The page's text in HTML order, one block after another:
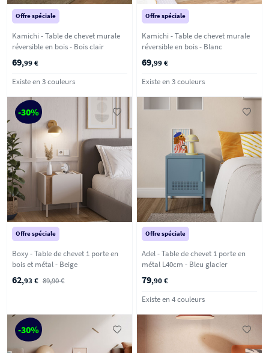
Offre spéciale
Kamichi - Table de chevet murale
réversible en bois - Bois clair
69,99 €
Existe en 3 couleurs
Offre spéciale
Kamichi - Table de chevet murale
réversible en bois - Blanc
69,99 €
Existe en 3 couleurs
-30%
Offre spéciale
Boxy - Table de chevet 1 porte en
bois et métal - Beige
62,93 € 89,90 €
Offre spéciale
Adel - Table de chevet 1 porte en
métal L40cm - Bleu glacier
79,90 €
Existe en 4 couleurs
-30%